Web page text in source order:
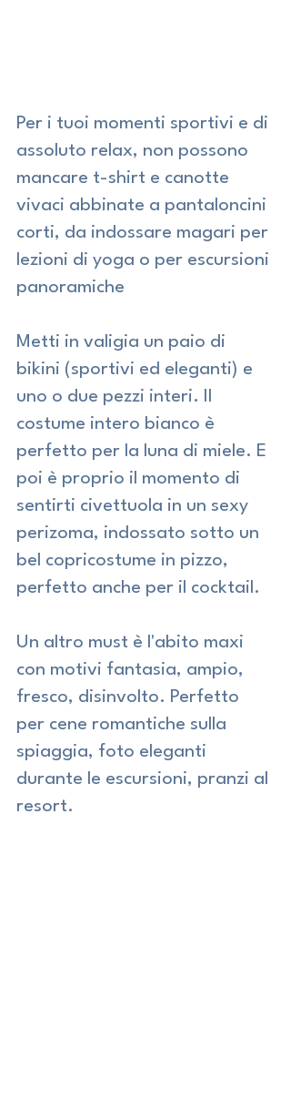
Per i tuoi momenti sportivi e di
assoluto relax, non possono
mancare t-shirt e canotte
vivaci abbinate a pantaloncini
corti, da indossare magari per
lezioni di yoga o per escursioni
panoramiche
Metti in valigia un paio di
bikini (sportivi ed eleganti) e
uno o due pezzi interi. Il
costume intero bianco è
perfetto per la luna di miele. E
poi è proprio il momento di
sentirti civettuola in un sexy
perizoma, indossato sotto un
bel copricostume in pizzo,
perfetto anche per il cocktail.
Un altro must è l'abito maxi
con motivi fantasia, ampio,
fresco, disinvolto. Perfetto
per cene romantiche sulla
spiaggia, foto eleganti
durante le escursioni, pranzi al
resort.